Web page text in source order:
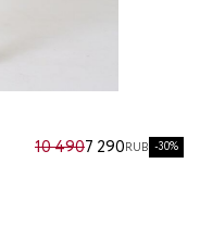
10 4907 290RUB -30%